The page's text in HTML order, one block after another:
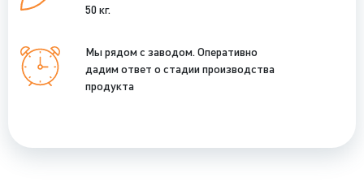
50 кг.
Мы рядом с заводом. Оперативно
дадим ответ о стадии производства
продукта